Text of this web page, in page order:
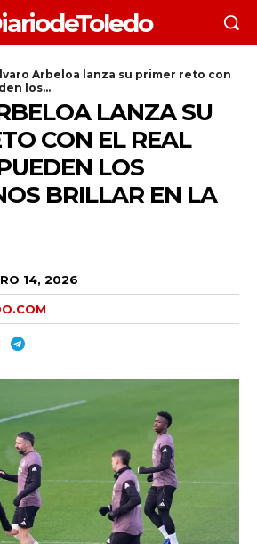
Arbeloa lanza su primer reto con
los...
LANZA SU
CON EL REAL
LOS
BRILLAR EN LA
14, 2026